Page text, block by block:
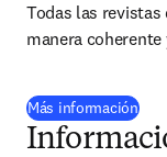
Todas las
manera
Más información